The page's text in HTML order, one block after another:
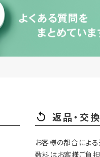
返品・交
お客様の都合によ
数料はお客様ご負担